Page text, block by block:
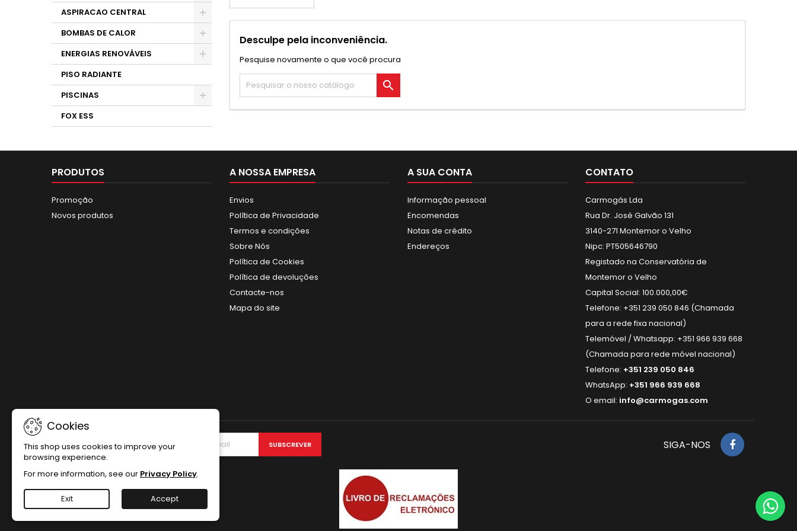
ASPIRACAO CENTRAL
BOMBAS DE CALOR
ENERGIAS RENOVÁVEIS
PISO RADIANTE
PISCINAS
FOX ESS
Desculpe pela inconveniência.
Pesquise novamente o que você procura

PRODUTOS
Promoção
Novos produtos
A NOSSA EMPRESA
Envios
Política de Privacidade
Termos e condições
Sobre Nós
Política de Cookies
Política de devoluções
Contacte-nos
Mapa do site
A SUA CONTA
Informação pessoal
Encomendas
Notas de crédito
Endereços
CONTATO
Carmogás Lda
Rua Dr. José Galvão 131
3140-271 Montemor o Velho
Nipc: PT505646790
Registado na Conservatória de
Montemor o Velho
Capital Social: 100.000,00€
Telefone: +351 239 050 846 (Chamada
para a rede fixa nacional)
Telemóvel / Whatsapp: +351 966 939 668
(Chamada para rede móvel nacional)
Telefone: +351 239 050 846
WhatsApp: +351 966 939 668
O email: info@carmogas.com
Cookies
This shop uses cookies to improve your
browsing experience.
For more information, see our Privacy Policy.
Exit Accept
NEWSLETTER SIGA-NOS